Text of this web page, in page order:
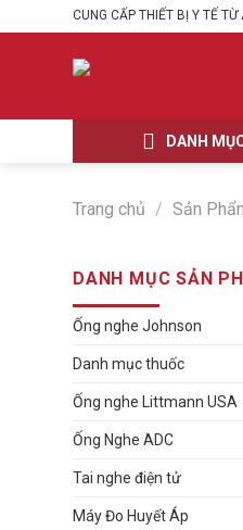
to
CUNG CẤP THIẾT BỊ Y TẾ TỪ
DANH
Trang chủ / Sản
DANH MỤC SẢN
Ống nghe Johnson
Danh mục thuốc
Ống nghe Littmann USA
Ống Nghe ADC
Tai nghe điện tử
Máy Đo Huyết Áp